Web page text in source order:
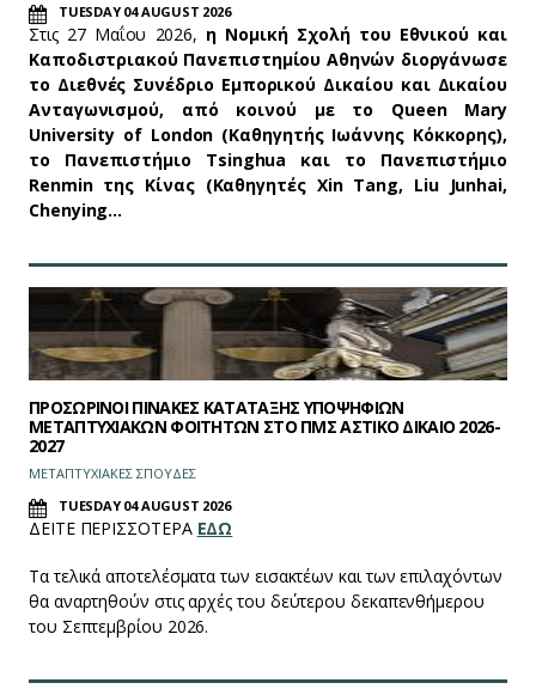
TUESDAY 04 AUGUST 2026
Στις 27 Μαΐου 2026, η Νομική Σχολή του Εθνικού και
Καποδιστριακού Πανεπιστημίου Αθηνών διοργάνωσε
το Διεθνές Συνέδριο Εμπορικού Δικαίου και Δικαίου
Ανταγωνισμού, από κοινού με το Queen Mary
University of London (Καθηγητής Ιωάννης Κόκκορης),
το Πανεπιστήμιο Tsinghua και το Πανεπιστήμιο
Renmin της Κίνας (Καθηγητές Xin Tang, Liu Junhai,
Chenying…
ΠΡΟΣΩΡΙΝΟΙ ΠΙΝΑΚΕΣ ΚΑΤΑΤΑΞΗΣ ΥΠΟΨΗΦΙΩΝ
ΜΕΤΑΠΤΥΧΙΑΚΩΝ ΦΟΙΤΗΤΩΝ ΣΤΟ ΠΜΣ ΑΣΤΙΚΟ ΔΙΚΑΙΟ 2026-
2027
ΜΕΤΑΠΤΥΧΙΑΚΕΣ ΣΠΟΥΔΕΣ
TUESDAY 04 AUGUST 2026
ΔΕΙΤΕ ΠΕΡΙΣΣΟΤΕΡΑ ΕΔΩ
Τα τελικά αποτελέσματα των εισακτέων και των επιλαχόντων
θα αναρτηθούν στις αρχές του δεύτερου δεκαπενθήμερου
του Σεπτεμβρίου 2026.